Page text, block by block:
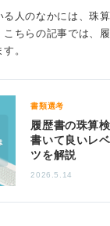
量的な改善シナリオ
すくなります。
人のなかには、珠
ちらの記事では、
。
書類選考
履歴書の珠算
書いて良いレ
ツを解説
2026.5.14